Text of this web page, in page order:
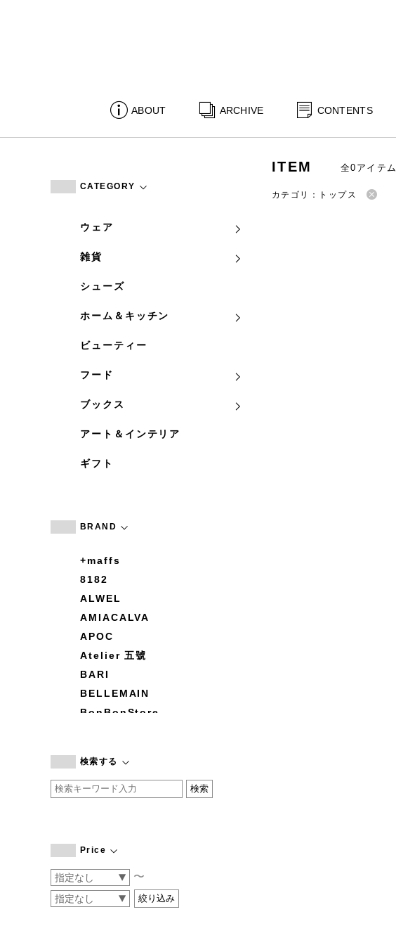
ABOUT ARCHIVE CONTENTS
CATEGORY
ウェア
雑貨
シューズ
ホーム＆キッチン
ビューティー
フード
ブックス
アート＆インテリア
ギフト
BRAND
+maffs
8182
ALWEL
AMIACALVA
APOC
Atelier 五號
BARI
BELLEMAIN
BonBonStore
by basics
CATWORTH
COGTHEBIGSMOKE
CONVERSE
DEAN & DELUCA
検索する
Price
〜
ITEM 全0アイテム
カテゴリ：トップス